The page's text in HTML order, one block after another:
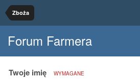
Zboża
Forum Farmera
Twoje imię WYMAGANE